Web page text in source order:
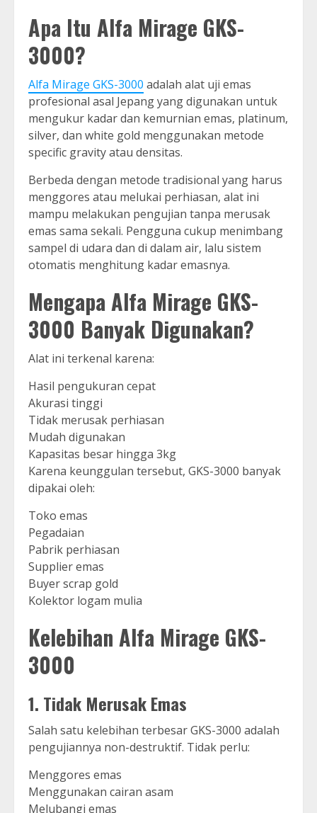
Apa Itu Alfa Mirage GKS-
3000?
Alfa Mirage GKS-3000 adalah alat uji emas
profesional asal Jepang yang digunakan untuk
mengukur kadar dan kemurnian emas, platinum,
silver, dan white gold menggunakan metode
specific gravity atau densitas.
Berbeda dengan metode tradisional yang harus
menggores atau melukai perhiasan, alat ini
mampu melakukan pengujian tanpa merusak
emas sama sekali. Pengguna cukup menimbang
sampel di udara dan di dalam air, lalu sistem
otomatis menghitung kadar emasnya.
Mengapa Alfa Mirage GKS-
3000 Banyak Digunakan?
Alat ini terkenal karena:
Hasil pengukuran cepat
Akurasi tinggi
Tidak merusak perhiasan
Mudah digunakan
Kapasitas besar hingga 3kg
Karena keunggulan tersebut, GKS-3000 banyak
dipakai oleh:
Toko emas
Pegadaian
Pabrik perhiasan
Supplier emas
Buyer scrap gold
Kolektor logam mulia
Kelebihan Alfa Mirage GKS-
3000
1. Tidak Merusak Emas
Salah satu kelebihan terbesar GKS-3000 adalah
pengujiannya non-destruktif. Tidak perlu:
Menggores emas
Menggunakan cairan asam
Melubangi emas